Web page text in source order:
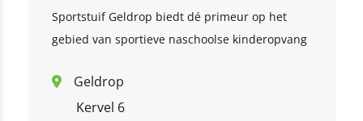
this link
Sportstuif Geldrop biedt dé primeur op het
gebied van sportieve naschoolse kinderopvang
Geldrop
Kervel 6